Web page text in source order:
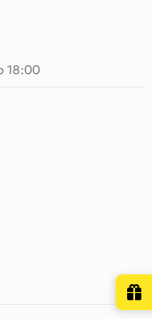
18:00